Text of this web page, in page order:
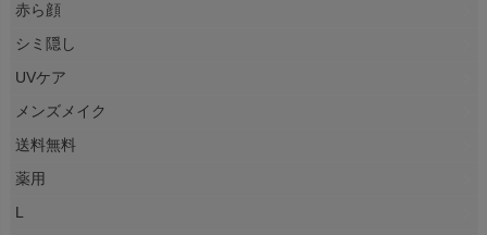
赤ら顔
シミ隠し
UVケア
メンズメイク
送料無料
薬用
L